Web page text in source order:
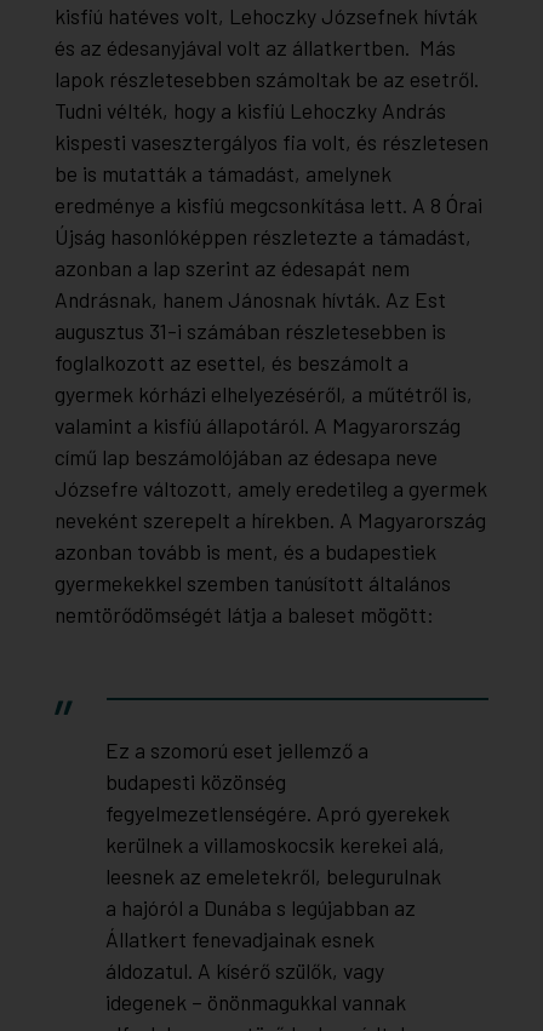
kisfiú hatéves volt, Lehoczky Józsefnek hívták
és az édesanyjával volt az állatkertben. Más
lapok részletesebben számoltak be az esetről.
Tudni vélték, hogy a kisfiú Lehoczky András
kispesti vasesztergályos fia volt, és részletesen
be is mutatták a támadást, amelynek
eredménye a kisfiú megcsonkítása lett. A 8 Órai
Újság hasonlóképpen részletezte a támadást,
azonban a lap szerint az édesapát nem
Andrásnak, hanem Jánosnak hívták. Az Est
augusztus 31-i számában részletesebben is
foglalkozott az esettel, és beszámolt a
gyermek kórházi elhelyezéséről, a műtétről is,
valamint a kisfiú állapotáról. A Magyarország
című lap beszámolójában az édesapa neve
Józsefre változott, amely eredetileg a gyermek
neveként szerepelt a hírekben. A Magyarország
azonban tovább is ment, és a budapestiek
gyermekekkel szemben tanúsított általános
nemtörődömségét látja a baleset mögött:
Ez a szomorú eset jellemző a
budapesti közönség
fegyelmezetlenségére. Apró gyerekek
kerülnek a villamoskocsik kerekei alá,
leesnek az emeletekről, belegurulnak
a hajóról a Dunába s legújabban az
Állatkert fenevadjainak esnek
áldozatul. A kísérő szülők, vagy
idegenek – önönmagukkal vannak